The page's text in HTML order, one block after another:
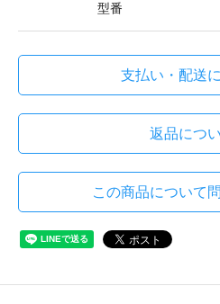
型番
支払い・配送
返品につ
この商品について